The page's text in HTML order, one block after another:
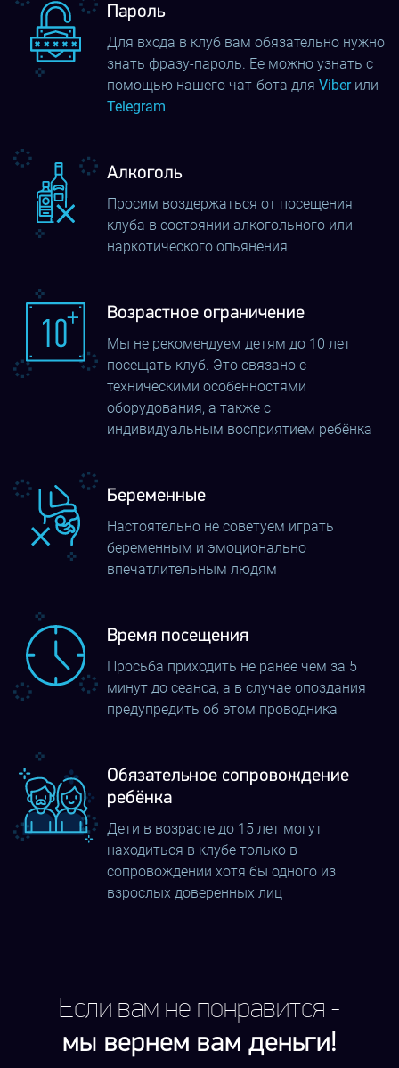
Отзыв о деятельности нашего клуба в состоянии
оставить любой клиент, однако ни один отклик не
передаст вам те чувства и эмоции, которые вы
сможете испытать лично.
Каждая VR комната, помимо оснащения всей
необходимой техникой, оборудована таким образом,
чтобы клиенты чувствовали себя и находился в
клуб виртуальной реальности, как и любой другой
хороший аттракцион, имеет свои элементарные
правила:
наши клиенты должны быть трезвыми, ведь мы
гарантируем такие эмоции, которые не сравнятся ни с
необходимо заранее забронировать время,
количество игровых мест;
техника предназначена для подростков и взрослых,
поэтому возраст геймера должен превышать 12 лет;
Цены на игры в клубе виртуальной реальности
абсолютно приемлемы, но имейте в виду, что в будние
дни, дневное время суток стоит за 60 минут игры
дешевле.
Откройте для себя совершенно новый вид отдыха в
клубе CUBE в Сумах. Мы первые открыли сеть
виртуальной реальности по Украине и
совершенствуемся с каждым днем. Приходите к нам
за драйвом, адреналином и непередаваемыми
ощущениями.
Пароль
Для входа в клуб вам обязательно нужно
знать фразу-пароль. Ее можно узнать с
помощью нашего чат-бота для Viberили
Telegram
Алкоголь
Просим воздержаться от посещения
клуба в состоянии алкогольного или
наркотического опьянения
Возрастное ограничение
Мы не рекомендуем детям до 10 лет
посещать клуб. Это связано с
техническими особенностями
оборудования, а также с
индивидуальным восприятием ребёнка
Беременные
Настоятельно не советуем играть
беременным и эмоционально
впечатлительным людям
Время посещения
Просьба приходить не ранее чем за 5
минут до сеанса, а в случае опоздания
предупредить об этом проводника
Обязательное сопровождение
ребёнка
Дети в возрасте до 15 лет могут
находиться в клубе только в
сопровождении хотя бы одного из
взрослых доверенных лиц
Если вам не понравится -
мы вернем вам деньги!